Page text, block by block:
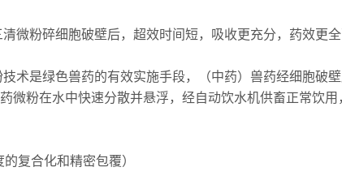
微粉碎细胞破壁后，超效时间短，吸收更充分，药效更
术是绿色兽药的有效实施手段，（中药）兽药经细胞破
微粉在水中快速分散并悬浮，经自动饮水机供畜正常饮
复合化和精密包覆）